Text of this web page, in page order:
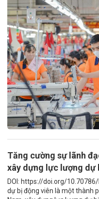
Tăng cường sự lãnh
xây dựng lực lượng dự
DOI: https://doi.org/
dự bị động viên là một thành